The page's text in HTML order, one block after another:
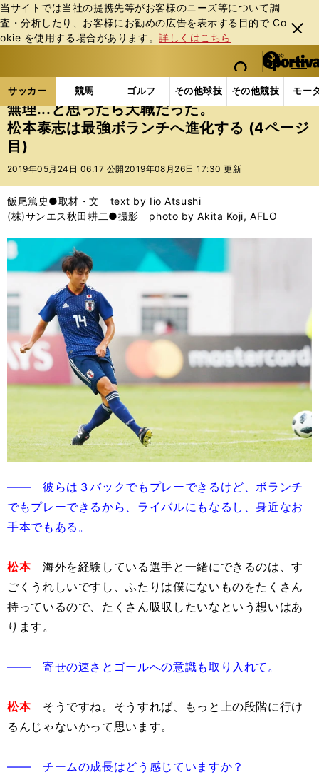
当サイトでは当社の提携先等がお客様のニーズ等について調
査・分析したり、お客様にお勧めの広告を表⽰する⽬的で Co
okie を使⽤する場合があります。詳しくはこちら
閉じ
る
web Sportiva (webスポルティーバ)
検索
マイペ
ー
ジ
メニュ
サッカー 競馬 ゴルフ その他球技 その他競技 モー
ス
ポ
ル
テ
ー
バ
サッカーの記事一覧 サッカー代表 日本代表 無
無理...と思ったら天職だった。
松本泰志は最強ボランチへ進化する (4ページ
目)
2019年05月24日 06:17 公開 2019年08月26日 17:30 更新
飯尾篤史●取材・文 text by Iio Atsushi
(株)サンエス秋田耕二●撮影 photo by Akita Koji, AFLO
―― 彼らは３バックでもプレーできるけど、ボランチ
でもプレーできるから、ライバルにもなるし、身近なお
手本でもある。
松本海外を経験している選手と一緒にできるのは、す
ごくうれしいですし、ふたりは僕にないものをたくさん
持っているので、たくさん吸収したいなという想いはあ
ります。
―― 寄せの速さとゴールへの意識も取り入れて。
松本そうですね。そうすれば、もっと上の段階に行け
るんじゃないかって思います。
―― チームの成長はどう感じていますか？